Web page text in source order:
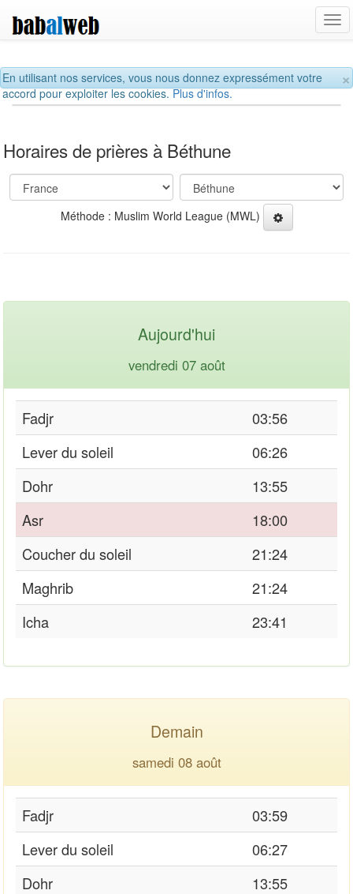
×
En utilisant nos services, vous nous donnez expressément votre
accord pour exploiter les cookies.Plus d'infos.
Horaires de prières à Béthune
Méthode : Muslim World League (MWL)
Aujourd'hui
vendredi 07 août
Fadjr
03:56
Lever du soleil
06:26
Dohr
13:55
Asr
18:00
Coucher du soleil
21:24
Maghrib
21:24
Icha
23:41
Demain
samedi 08 août
Fadjr
03:59
Lever du soleil
06:27
Dohr
13:55